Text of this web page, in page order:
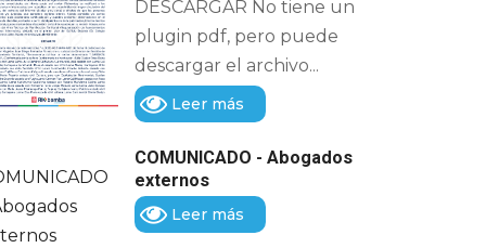
DESCARGAR No tiene un
plugin pdf, pero puede
descargar el archivo...
Leer más
COMUNICADO - Abogados
externos
Leer más